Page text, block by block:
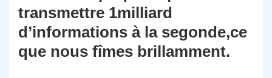
transmettre 1milliard
d’informations à la segonde,ce
que nous fîmes brillamment.